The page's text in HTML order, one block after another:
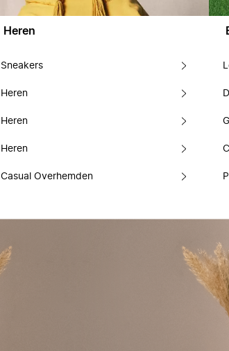
Heren
Sneakers
Heren
Heren
Heren
Casual Overhemden